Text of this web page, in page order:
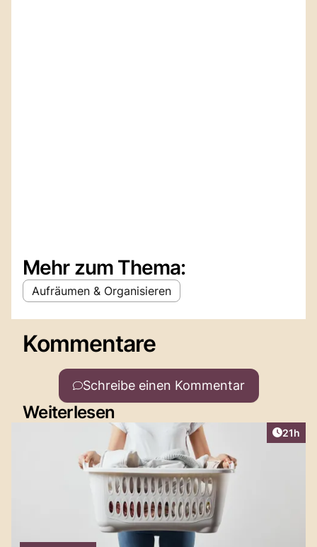
Mehr zum Thema:
Aufräumen & Organisieren
Kommentare
Schreibe einen Kommentar
Weiterlesen
Artikel
21h